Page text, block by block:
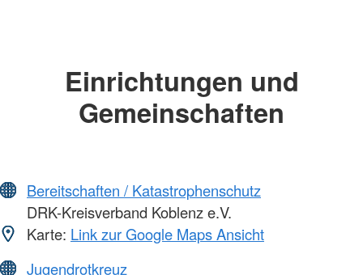
Einrichtungen und
Gemeinschaften
Bereitschaften / Katastrophenschutz
DRK-Kreisverband Koblenz e.V.
Karte: Link zur Google Maps Ansicht
Jugendrotkreuz